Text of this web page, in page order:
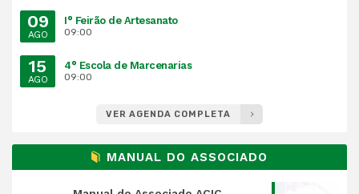
09
AGO
I° Feirão de Artesanato
09:00
15
AGO
4° Escola de Marcenarias
09:00
VER AGENDA COMPLETA
MANUAL DO ASSOCIADO